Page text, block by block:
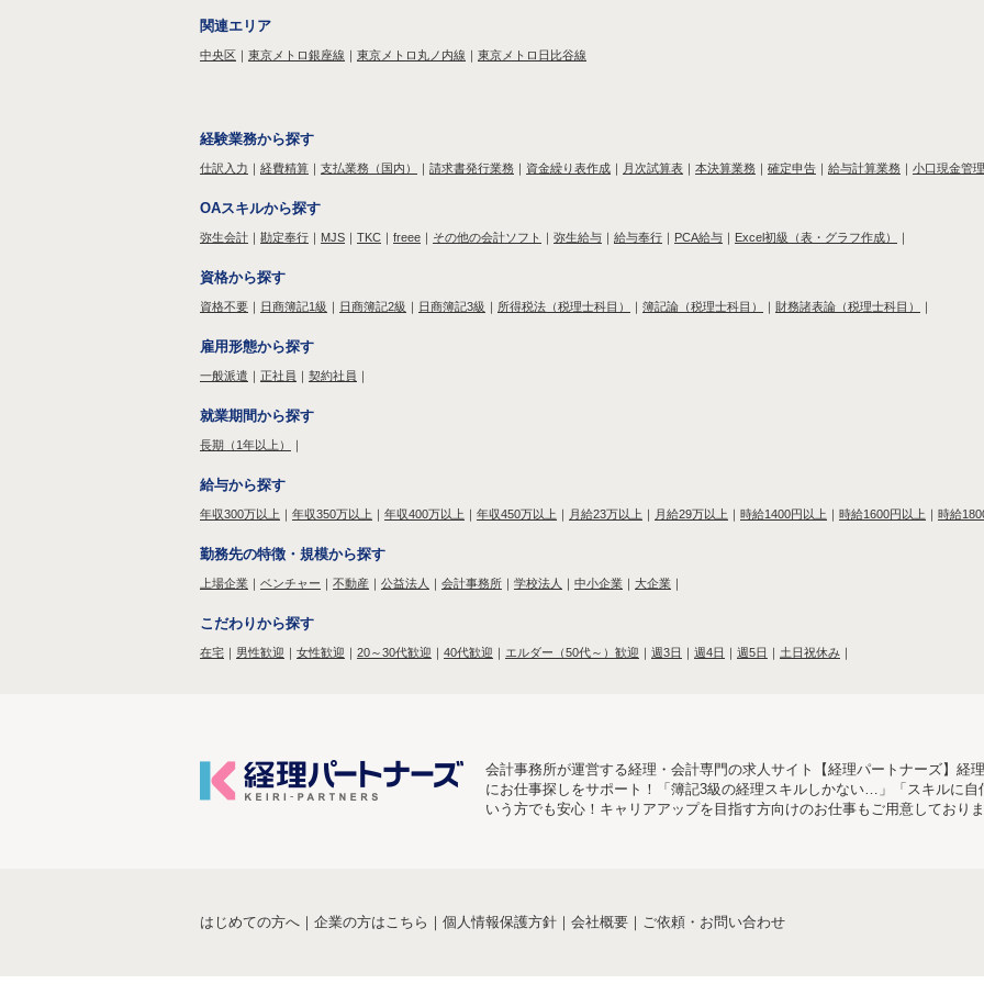
関連エリア
中央区 ｜ 東京メトロ銀座線 ｜ 東京メトロ丸ノ内線 ｜ 東京メトロ日比谷線
経験業務から探す
仕訳入力 ｜ 経費精算 ｜ 支払業務（国内） ｜ 請求書発行業務 ｜ 資金繰り表作成 ｜ 月次試算表 ｜ 本決算業務 ｜ 確定申告 ｜ 給与計算業務 ｜ 小口現金管理
OAスキルから探す
弥生会計 ｜ 勘定奉行 ｜ MJS ｜ TKC ｜ freee ｜ その他の会計ソフト ｜ 弥生給与 ｜ 給与奉行 ｜ PCA給与 ｜ Excel初級（表・グラフ作成） ｜
資格から探す
資格不要 ｜ 日商簿記1級 ｜ 日商簿記2級 ｜ 日商簿記3級 ｜ 所得税法（税理士科目） ｜ 簿記論（税理士科目） ｜ 財務諸表論（税理士科目） ｜
雇用形態から探す
一般派遣 ｜ 正社員 ｜ 契約社員 ｜
就業期間から探す
長期（1年以上） ｜
給与から探す
年収300万以上 ｜ 年収350万以上 ｜ 年収400万以上 ｜ 年収450万以上 ｜ 月給23万以上 ｜ 月給29万以上 ｜ 時給1400円以上 ｜ 時給1600円以上 ｜ 時給
勤務先の特徴・規模から探す
上場企業 ｜ ベンチャー ｜ 不動産 ｜ 公益法人 ｜ 会計事務所 ｜ 学校法人 ｜ 中小企業 ｜ 大企業 ｜
こだわりから探す
在宅 ｜ 男性歓迎 ｜ 女性歓迎 ｜ 20～30代歓迎 ｜ 40代歓迎 ｜ エルダー（50代～）歓迎 ｜ 週3日 ｜ 週4日 ｜ 週5日 ｜ 土日祝休み ｜
会計事務所が運営する経理・会計専門の求人サイト【経理パートナーズ】経
にお仕事探しをサポート！「簿記3級の経理スキルしかない…」「スキルに
いう方でも安心！キャリアアップを目指す方向けのお仕事もご用意しており
はじめての方へ ｜ 企業の方はこちら ｜ 個人情報保護方針 ｜ 会社概要 ｜ ご依頼・お問い合わせ